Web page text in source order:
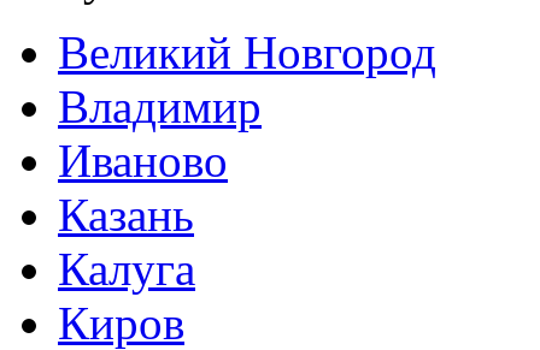
Великий Новгород
Владимир
Иваново
Казань
Калуга
Киров